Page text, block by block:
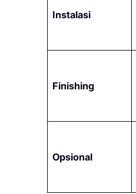
Instalasi
Finishing
Opsional